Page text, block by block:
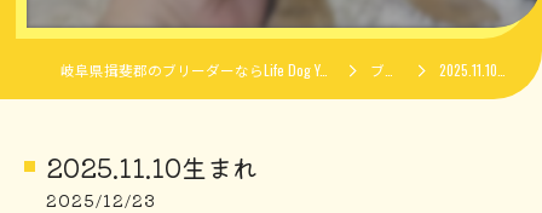
岐阜県揖斐郡のブリーダーならLife Dog Yellow House One ブログ 2025.11.10生まれ
2025.11.10生まれ
2025/12/23